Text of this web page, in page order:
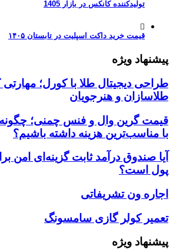
تولیدکننده کانکس در بازار 1405
قیمت خرید داکت اسپلیت در تابستان ۱۴۰۵
پیشنهاد ویژه
طراحی دیجیتال طلا با کورل؛ مهارتی
طلاسازان و هنرجویان
قیمت گرین وال و فنس چمنی؛ چگونه
با مناسب‌ترین هزینه داشته باشیم؟
آیا صندوق درآمد ثابت گزینه‌ای
پول است؟
اجاره ون تشریفاتی
تعمیر کولر گازی سامسونگ
پیشنهاد ویژه